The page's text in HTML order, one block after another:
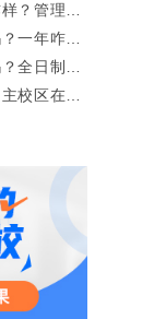
？管理严
一年咋收
全日制校
校区在哪